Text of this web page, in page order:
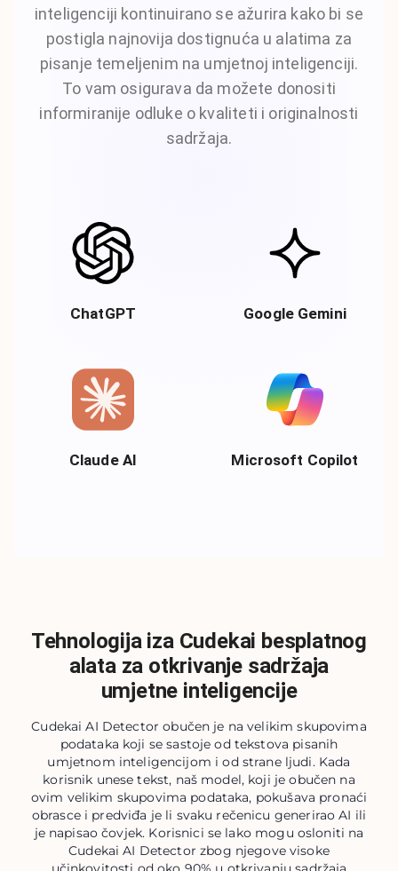
inteligenciji kontinuirano se ažurira kako bi se
postigla najnovija dostignuća u alatima za
pisanje temeljenim na umjetnoj inteligenciji.
To vam osigurava da možete donositi
informiranije odluke o kvaliteti i originalnosti
sadržaja.
ChatGPT Google Gemini
Claude AI Microsoft Copilot
Tehnologija iza Cudekai besplatnog
alata za otkrivanje sadržaja
umjetne inteligencije
Cudekai AI Detector obučen je na velikim skupovima
podataka koji se sastoje od tekstova pisanih
umjetnom inteligencijom i od strane ljudi. Kada
korisnik unese tekst, naš model, koji je obučen na
ovim velikim skupovima podataka, pokušava pronaći
obrasce i predviđa je li svaku rečenicu generirao AI ili
je napisao čovjek. Korisnici se lako mogu osloniti na
Cudekai AI Detector zbog njegove visoke